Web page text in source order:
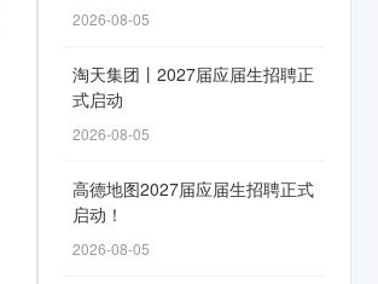
2026-08-05
淘天集团丨2027届应届生招聘正
式启动
2026-08-05
高德地图2027届应届生招聘正式
启动！
2026-08-05